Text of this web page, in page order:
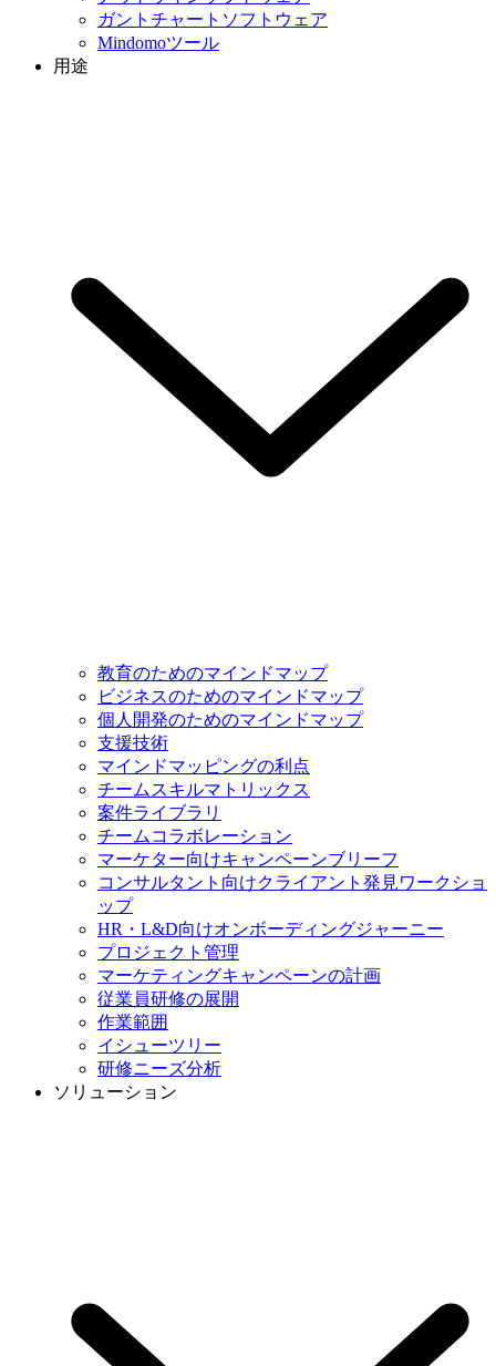
ガントチャートソフトウェア
Mindomoツール
用途
教育のためのマインドマップ
ビジネスのためのマインドマップ
個人開発のためのマインドマップ
支援技術
マインドマッピングの利点
チームスキルマトリックス
案件ライブラリ
チームコラボレーション
マーケター向けキャンペーンブリーフ
コンサルタント向けクライアント発見ワークショ
ップ
HR・L&D向けオンボーディングジャーニー
プロジェクト管理
マーケティングキャンペーンの計画
従業員研修の展開
作業範囲
イシューツリー
研修ニーズ分析
ソリューション